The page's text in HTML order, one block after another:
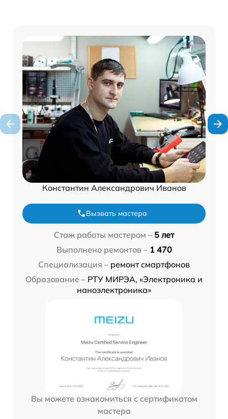
Константин Александрович Иванов
Вызвать мастера
Стаж работы мастером – 5 лет
Выполнено ремонтов – 1 470
Специализация – ремонт смартфонов
Образование – РТУ МИРЭА, «Электроника и
наноэлектроника»
Вы можете ознакомиться с сертификатом
мастера